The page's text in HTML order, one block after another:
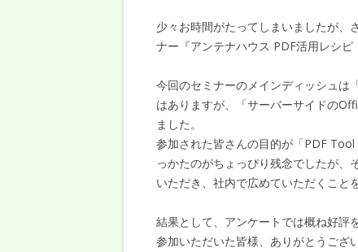
少々お時間がたってしまいましたが、
ナー『アンテナハウス PDF活用レシピ
今回のセミナーのメインディッシュは
はありますが、「サーバーサイドの
ました。
参加された皆さんの目的が「PDF
っかたのがちょっぴり残念でしたが、
いただき、社内で広めていただくこと
結果として、アンケートでは概ね好評
参加いただいた皆様、ありがとうござ